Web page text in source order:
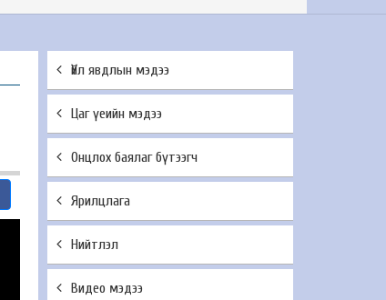
Үйл явдлын мэдээ
Цаг үеийн мэдээ
Онцлох баялаг бүтээгч
Ярилцлага
Нийтлэл
Видео мэдээ